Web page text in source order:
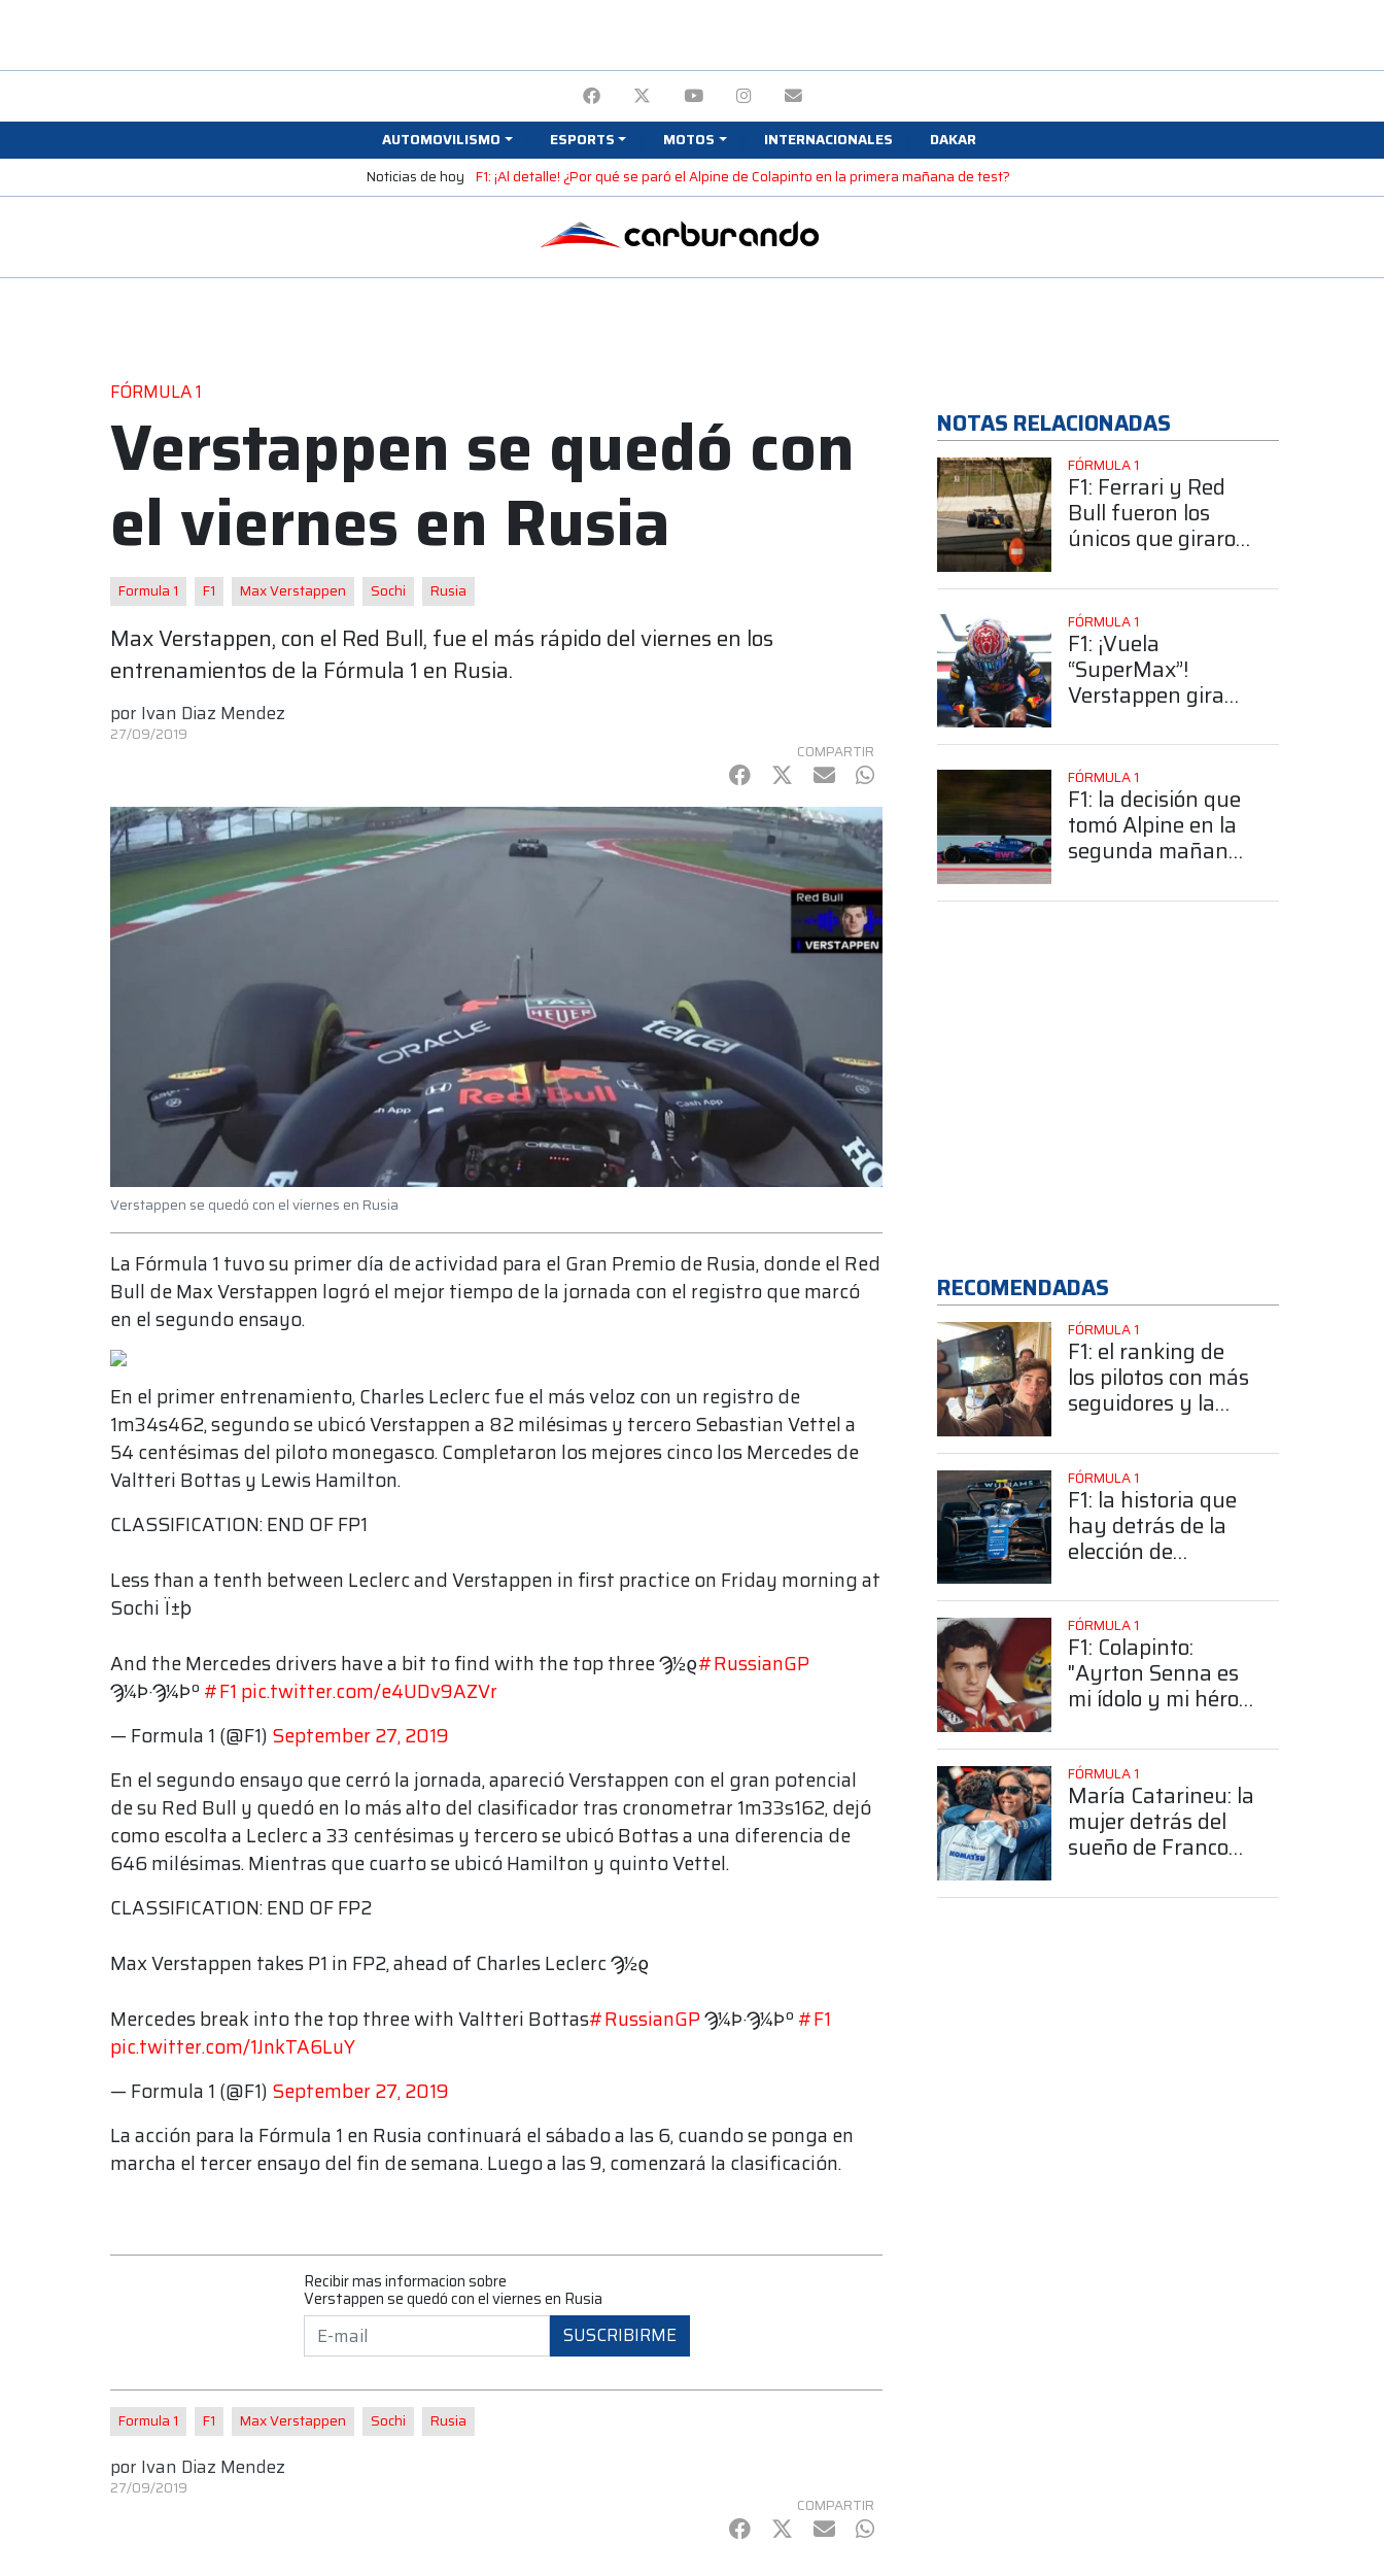
AUTOMOVILISMO ESPORTS MOTOS INTERNACIONALES
DAKAR
Noticias de hoy F1: ¡Al detalle! ¿Por qué se paró el Alpine de Colapinto en la primera mañana de test?
FÓRMULA 1
Verstappen se quedó con
el viernes en Rusia
Formula 1 F1 Max Verstappen Sochi Rusia
Max Verstappen, con el Red Bull, fue el más rápido del viernes en los
entrenamientos de la Fórmula 1 en Rusia.
por Ivan Diaz Mendez
27/09/2019
COMPARTIR
Facebook
Twitter
mail WhatsApp
Verstappen se quedó con el viernes en Rusia
La Fórmula 1 tuvo su primer día de actividad para el Gran Premio de Rusia, donde el Red
Bull de Max Verstappen logró el mejor tiempo de la jornada con el registro que marcó
en el segundo ensayo.
En el primer entrenamiento, Charles Leclerc fue el más veloz con un registro de
1m34s462, segundo se ubicó Verstappen a 82 milésimas y tercero Sebastian Vettel a
54 centésimas del piloto monegasco. Completaron los mejores cinco los Mercedes de
Valtteri Bottas y Lewis Hamilton.
CLASSIFICATION: END OF FP1
Less than a tenth between Leclerc and Verstappen in first practice on Friday morning at
Sochi Ï±ϸ
And the Mercedes drivers have a bit to find with the top three Ϡ½ϱ#RussianGP
Ϡ¼Ϸ·Ϡ¼Ϸº #F1 pic.twitter.com/e4UDv9AZVr
— Formula 1 (@F1) September 27, 2019
En el segundo ensayo que cerró la jornada, apareció Verstappen con el gran potencial
de su Red Bull y quedó en lo más alto del clasificador tras cronometrar 1m33s162, dejó
como escolta a Leclerc a 33 centésimas y tercero se ubicó Bottas a una diferencia de
646 milésimas. Mientras que cuarto se ubicó Hamilton y quinto Vettel.
CLASSIFICATION: END OF FP2
Max Verstappen takes P1 in FP2, ahead of Charles Leclerc Ϡ½ϱ
Mercedes break into the top three with Valtteri Bottas#RussianGPϠ¼Ϸ·Ϡ¼Ϸº #F1
pic.twitter.com/1JnkTA6LuY
— Formula 1 (@F1) September 27, 2019
La acción para la Fórmula 1 en Rusia continuará el sábado a las 6, cuando se ponga en
marcha el tercer ensayo del fin de semana. Luego a las 9, comenzará la clasificación.
Recibir mas informacion sobre
Verstappen se quedó con el viernes en Rusia
SUSCRIBIRME
Formula 1 F1 Max Verstappen Sochi Rusia
por Ivan Diaz Mendez
27/09/2019
COMPARTIR
Facebook
Twitter
mail WhatsApp
NOTAS RELACIONADAS
FÓRMULA 1
F1: Ferrari y Red
Bull fueron los
únicos que giraron
matutina en
Barcelona
FÓRMULA 1
F1: ¡Vuela
“SuperMax”!
Verstappen gira
Barcelona
FÓRMULA 1
F1: la decisión que
tomó Alpine en la
segunda mañana
pretemporada
RECOMENDADAS
FÓRMULA 1
F1: el ranking de
los pilotos con más
seguidores y la
posición de
Colapinto
FÓRMULA 1
F1: la historia que
hay detrás de la
elección de
número 43
FÓRMULA 1
F1: Colapinto:
"Ayrton Senna es
mi ídolo y mi héroe
FÓRMULA 1
María Catarineu: la
mujer detrás del
sueño de Franco
Fórmula 1